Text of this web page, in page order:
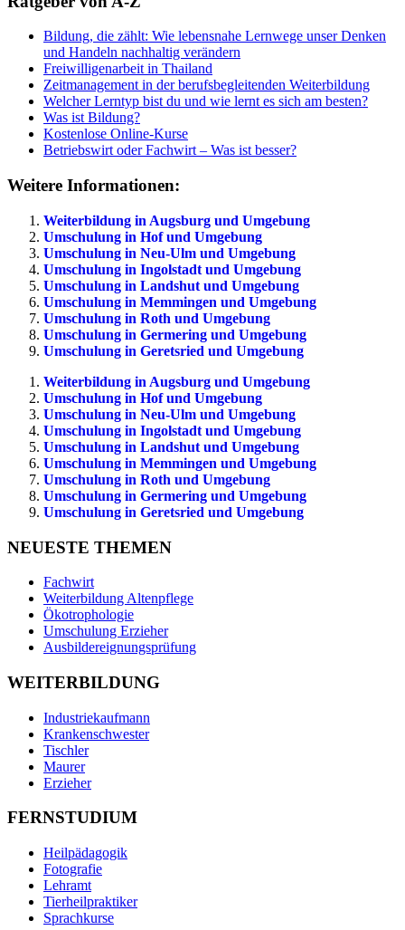
Bildung, die zählt: Wie lebensnahe Lernwege unser Denken
und Handeln nachhaltig verändern
Freiwilligenarbeit in Thailand
Zeitmanagement in der berufsbegleitenden Weiterbildung
Welcher Lerntyp bist du und wie lernt es sich am besten?
Was ist Bildung?
Kostenlose Online-Kurse
Betriebswirt oder Fachwirt – Was ist besser?
Weitere Informationen:
Weiterbildung in Augsburg und Umgebung
Umschulung in Hof und Umgebung
Umschulung in Neu-Ulm und Umgebung
Umschulung in Ingolstadt und Umgebung
Umschulung in Landshut und Umgebung
Umschulung in Memmingen und Umgebung
Umschulung in Roth und Umgebung
Umschulung in Germering und Umgebung
Umschulung in Geretsried und Umgebung
Weiterbildung in Augsburg und Umgebung
Umschulung in Hof und Umgebung
Umschulung in Neu-Ulm und Umgebung
Umschulung in Ingolstadt und Umgebung
Umschulung in Landshut und Umgebung
Umschulung in Memmingen und Umgebung
Umschulung in Roth und Umgebung
Umschulung in Germering und Umgebung
Umschulung in Geretsried und Umgebung
NEUESTE THEMEN
Fachwirt
Weiterbildung Altenpflege
Ökotrophologie
Umschulung Erzieher
Ausbildereignungsprüfung
WEITERBILDUNG
Industriekaufmann
Krankenschwester
Tischler
Maurer
Erzieher
FERNSTUDIUM
Heilpädagogik
Fotografie
Lehramt
Tierheilpraktiker
Sprachkurse